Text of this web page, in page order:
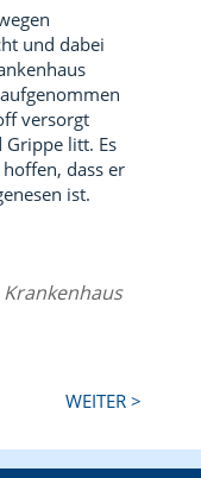
und dabei
versorgt
litt. Es
dass er
ist.
Krankenhaus
WEITER >